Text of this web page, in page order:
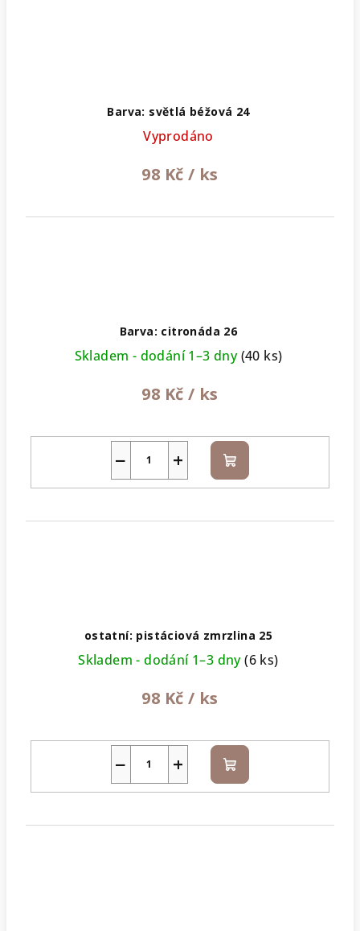
Barva: světlá béžová 24
Vyprodáno
98 Kč / ks
Barva: citronáda 26
Skladem - dodání 1–3 dny(40 ks)
98 Kč / ks
+
− Do
košíku
ostatní: pistáciová zmrzlina 25
Skladem - dodání 1–3 dny(6 ks)
98 Kč / ks
+
− Do
košíku